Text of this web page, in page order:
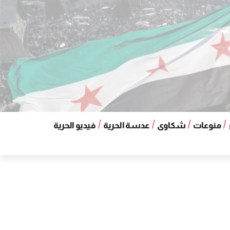
منوعات شكاوى عدسة الحرية فيديو الحرية